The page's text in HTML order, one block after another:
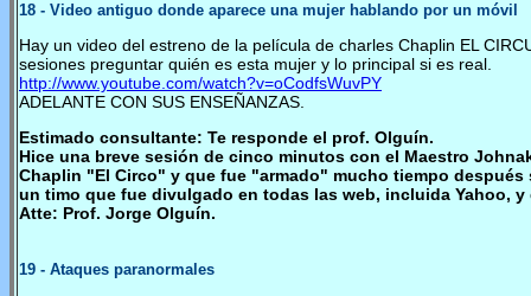
18 - Video antiguo donde aparece una mujer hablando por un móvil
Hay un video del estreno de la película de charles Chaplin EL
sesiones preguntar quién es esta mujer y lo principal si es real.
http://www.youtube.com/watch?v=oCodfsWuvPY
ADELANTE CON SUS ENSEÑANZAS.
Estimado consultante: Te responde el prof. Olguín.
Hice una breve sesión de cinco minutos con el Maestro
Chaplin "El Circo" y que fue "armado" mucho tiempo
un timo que fue divulgado en todas las web, incluida Yahoo,
Atte: Prof. Jorge Olguín.
19 - Ataques paranormales